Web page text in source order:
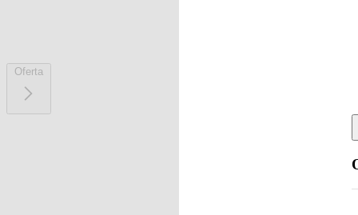
Oferta